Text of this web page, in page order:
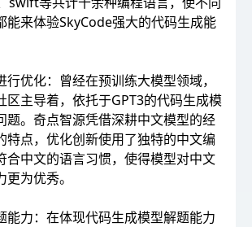
能来体验SkyCode强大的代码生成能
优化：曾经在预训练大模型领域，
区主导着，依托于GPT3的代码生成模
题。奇点智源凭借深耕中文模型的经
特点，优化创新使用了独特的中文编
合中文的语言习惯，使得模型对中文
为优秀。
能力：在体现代码生成模型解题能力